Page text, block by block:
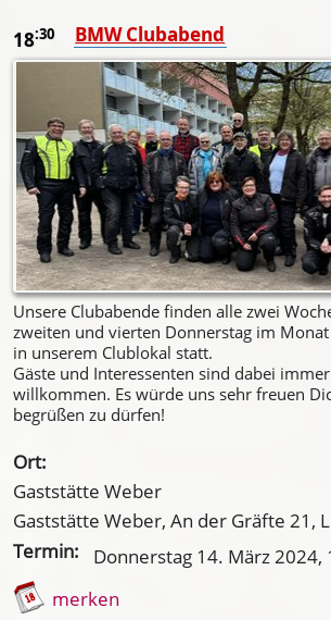
18:30 BMW Clubabend
Unsere Clubabende finden alle zwei
zweiten und vierten Donnerstag im
in unserem Clublokal statt.
Gäste und Interessenten sind dabei
willkommen. Es würde uns sehr freuen
begrüßen zu dürfen!
Ort:
Gaststätte Weber
Gaststätte Weber, An der Gräfte 21,
Termin:
Donnerstag 14. März 2024,
merken